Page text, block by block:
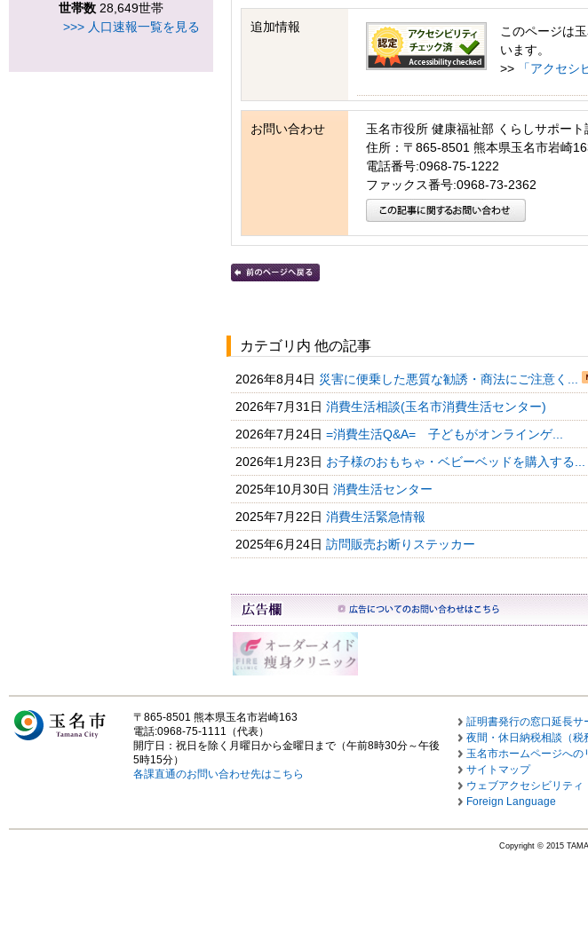
世帯数 28,649世帯
>>> 人口速報一覧を見る
追加情報
このページは
います。
>>
「アクセ
お問い合わせ
玉名市役所 健康福祉部 くらしサポート
住所：〒865-8501 熊本県玉名市岩崎
電話番号:0968-75-1222
ファックス番号:0968-73-2362
カテゴリ内 他の記事
2026年8月4日 災害に便乗した悪質な勧誘・商法にご注意く...
2026年7月31日 消費生活相談(玉名市消費生活センター)
2026年7月24日 =消費生活Q&A= 子どもがオンラインゲ...
2026年1月23日 お子様のおもちゃ・ベビーベッドを購入する...
2025年10月30日 消費生活センター
2025年7月22日 消費生活緊急情報
2025年6月24日 訪問販売お断りステッカー
〒865-8501 熊本県玉名市岩崎163
電話:0968-75-1111（代表）
開庁日：祝日を除く月曜日から金曜日まで（午前8時30分～午後
5時15分）
各課直通のお問い合わせ先はこちら
証明書発行の窓口延長サ
夜間・休日納税相談（税
玉名市ホームページへの
サイトマップ
ウェブアクセシビリティ
Foreign Language
Copyright © 2015